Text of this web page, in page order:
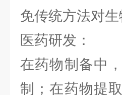
免传统方法对生
医药研发：
在药物制备中
制；在药物提